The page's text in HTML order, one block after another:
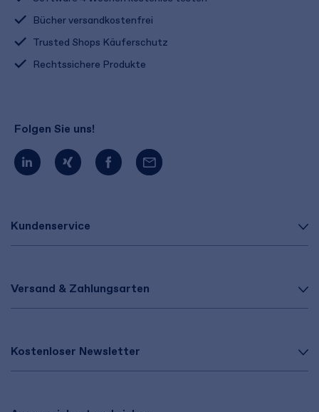
Kundenservice
Versand & Zahlungsarten
Kostenloser Newsletter
Bücher versandkostenfrei
Trusted Shops Käuferschutz
Rechtssichere Produkte
Folgen Sie uns!